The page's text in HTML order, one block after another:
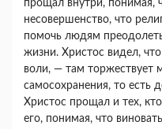
прощал внутри, понимая,
несовершенство, что
помочь людям
жизни. Христос видел,
воли, — там торжествует
самосохранения, то есть
Христос прощал и тех,
его, понимая, что